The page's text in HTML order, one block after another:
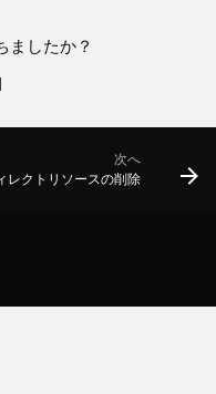
ましたか？
次へ
クトリソースの削除